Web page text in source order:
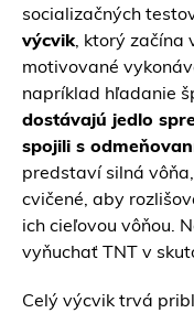
socializačných
výcvik , ktorý začína
motivované
napríklad hľadanie
dostávajú jedlo
spojili s
predstaví silná
cvičené, aby
ich cieľovou vôňou.
vyňuchať TNT v
Celý výcvik trvá